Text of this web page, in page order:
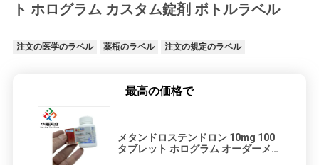
ト ホログラム カスタム錠剤 ボトルラベル
注文の医学のラベル 薬瓶のラベル 注文の規定のラベル
最高の価格で
メタンドロステンドロン 10mg 100
タブレット ホログラム オーダーメイ